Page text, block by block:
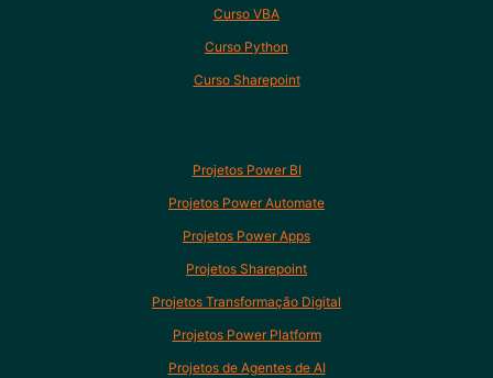
Curso VBA
Curso Python
Curso Sharepoint
Projetos Power BI
Projetos Power Automate
Projetos Power Apps
Projetos Sharepoint
Projetos Transformação Digital
Projetos Power Platform
Projetos de Agentes de AI